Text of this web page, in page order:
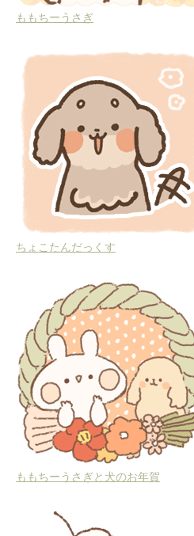
ももちーうさぎ
ちょこたんだっくす
ももちーうさぎと犬のお年賀